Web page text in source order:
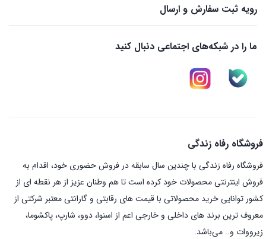
رویه ثبت سفارش و ارسال
ما را در شبکه‌های اجتماعی دنبال کنید
فروشگاه رفاه زندگی
فروشگاه رفاه زندگی با چندین سال سابقه در فروش حضوری خود، اقدام به
فروش اینترنتی محصولات خود کرده است تا هم وطنان عزیز از هر نقطه ای از
کشور توانایی خرید محصولاتی با قیمت های رقابتی و گارانتی معتبر شرکتی از
معروف ترین برند های داخلی و خارجی اعم از اسنوا، دوو، شارپ، پاکشوما،
زیرووات و.. می‌باشد.